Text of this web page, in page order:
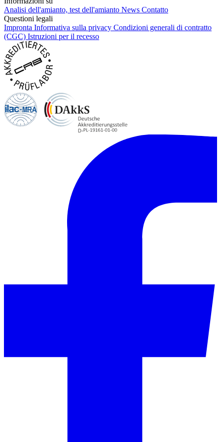
Analisi dell'amianto, test dell'amianto News Contatto
Questioni legali
Impronta Informativa sulla privacy Condizioni generali di contratto
(CGC) Istruzioni per il recesso